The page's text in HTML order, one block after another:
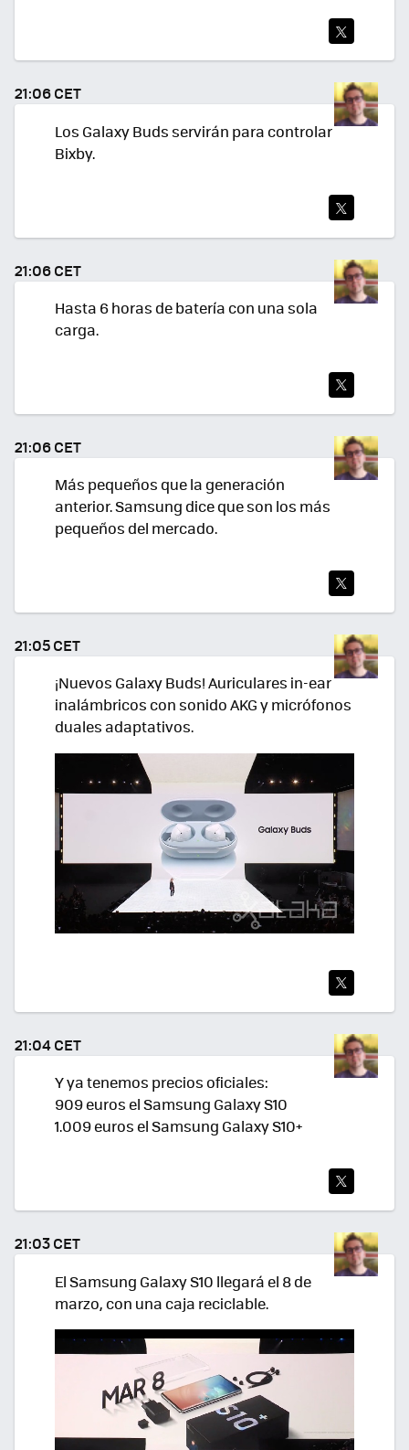
TWI
TEA
R
21:06 CET
Los Galaxy Buds servirán para controlar
Bixby.
TEA
R
21:06 CET
Hasta 6 horas de batería con una sola
carga.
TEA
R
21:06 CET
Más pequeños que la generación
anterior. Samsung dice que son los más
pequeños del mercado.
TEA
R
21:05 CET
¡Nuevos Galaxy Buds! Auriculares in-ear
inalámbricos con sonido AKG y micrófonos
duales adaptativos.
TEA
R
21:04 CET
Y ya tenemos precios oficiales:
909 euros el Samsung Galaxy S10
1.009 euros el Samsung Galaxy S10+
TWI
TEA
R
21:03 CET
El Samsung Galaxy S10 llegará el 8 de
marzo, con una caja reciclable.